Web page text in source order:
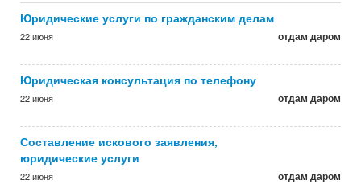
Юридические услуги по гражданским делам
22 июня отдам даром
Юридическая консультация по телефону
22 июня отдам даром
Составление искового заявления,
юридические услуги
22 июня отдам даром